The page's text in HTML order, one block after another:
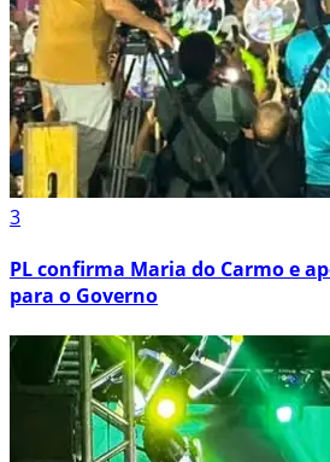
3
PL confirma Maria do Carmo e
para o Governo